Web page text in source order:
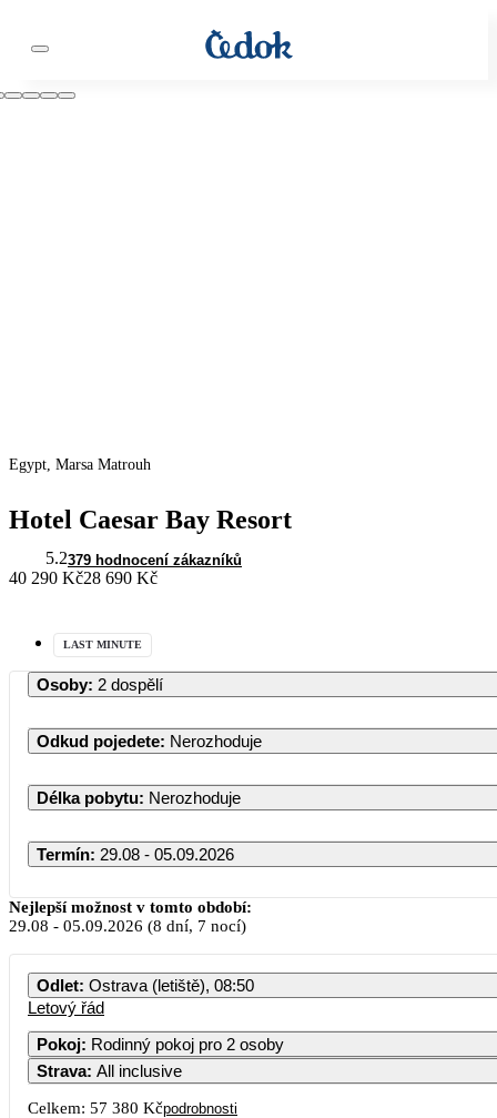
Egypt, Marsa Matrouh
Hotel Caesar Bay Resort
5.2379 hodnocení zákazníků
40 290 Kč28 690 Kč
LAST MINUTE
Osoby: 2 dospělí
Odkud pojedete: Nerozhoduje
Délka pobytu: Nerozhoduje
Termín: 29.08 - 05.09.2026
Nejlepší možnost v tomto období:
29.08 - 05.09.2026 (8 dní, 7 nocí)
Odlet: Ostrava (letiště), 08:50
Letový řád
Pokoj: Rodinný pokoj pro 2 osoby
Strava: All inclusive
Celkem: 57 380 Kčpodrobnosti